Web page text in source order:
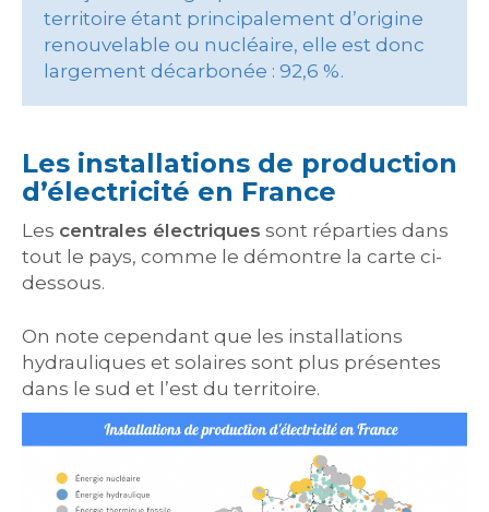
territoire étant principalement d’origine
renouvelable ou nucléaire, elle est donc
largement décarbonée : 92,6 %.
Les installations de production
d’électricité en France
Les centrales électriques sont réparties dans
tout le pays, comme le démontre la carte ci-
dessous.
On note cependant que les installations
hydrauliques et solaires sont plus présentes
dans le sud et l’est du territoire.